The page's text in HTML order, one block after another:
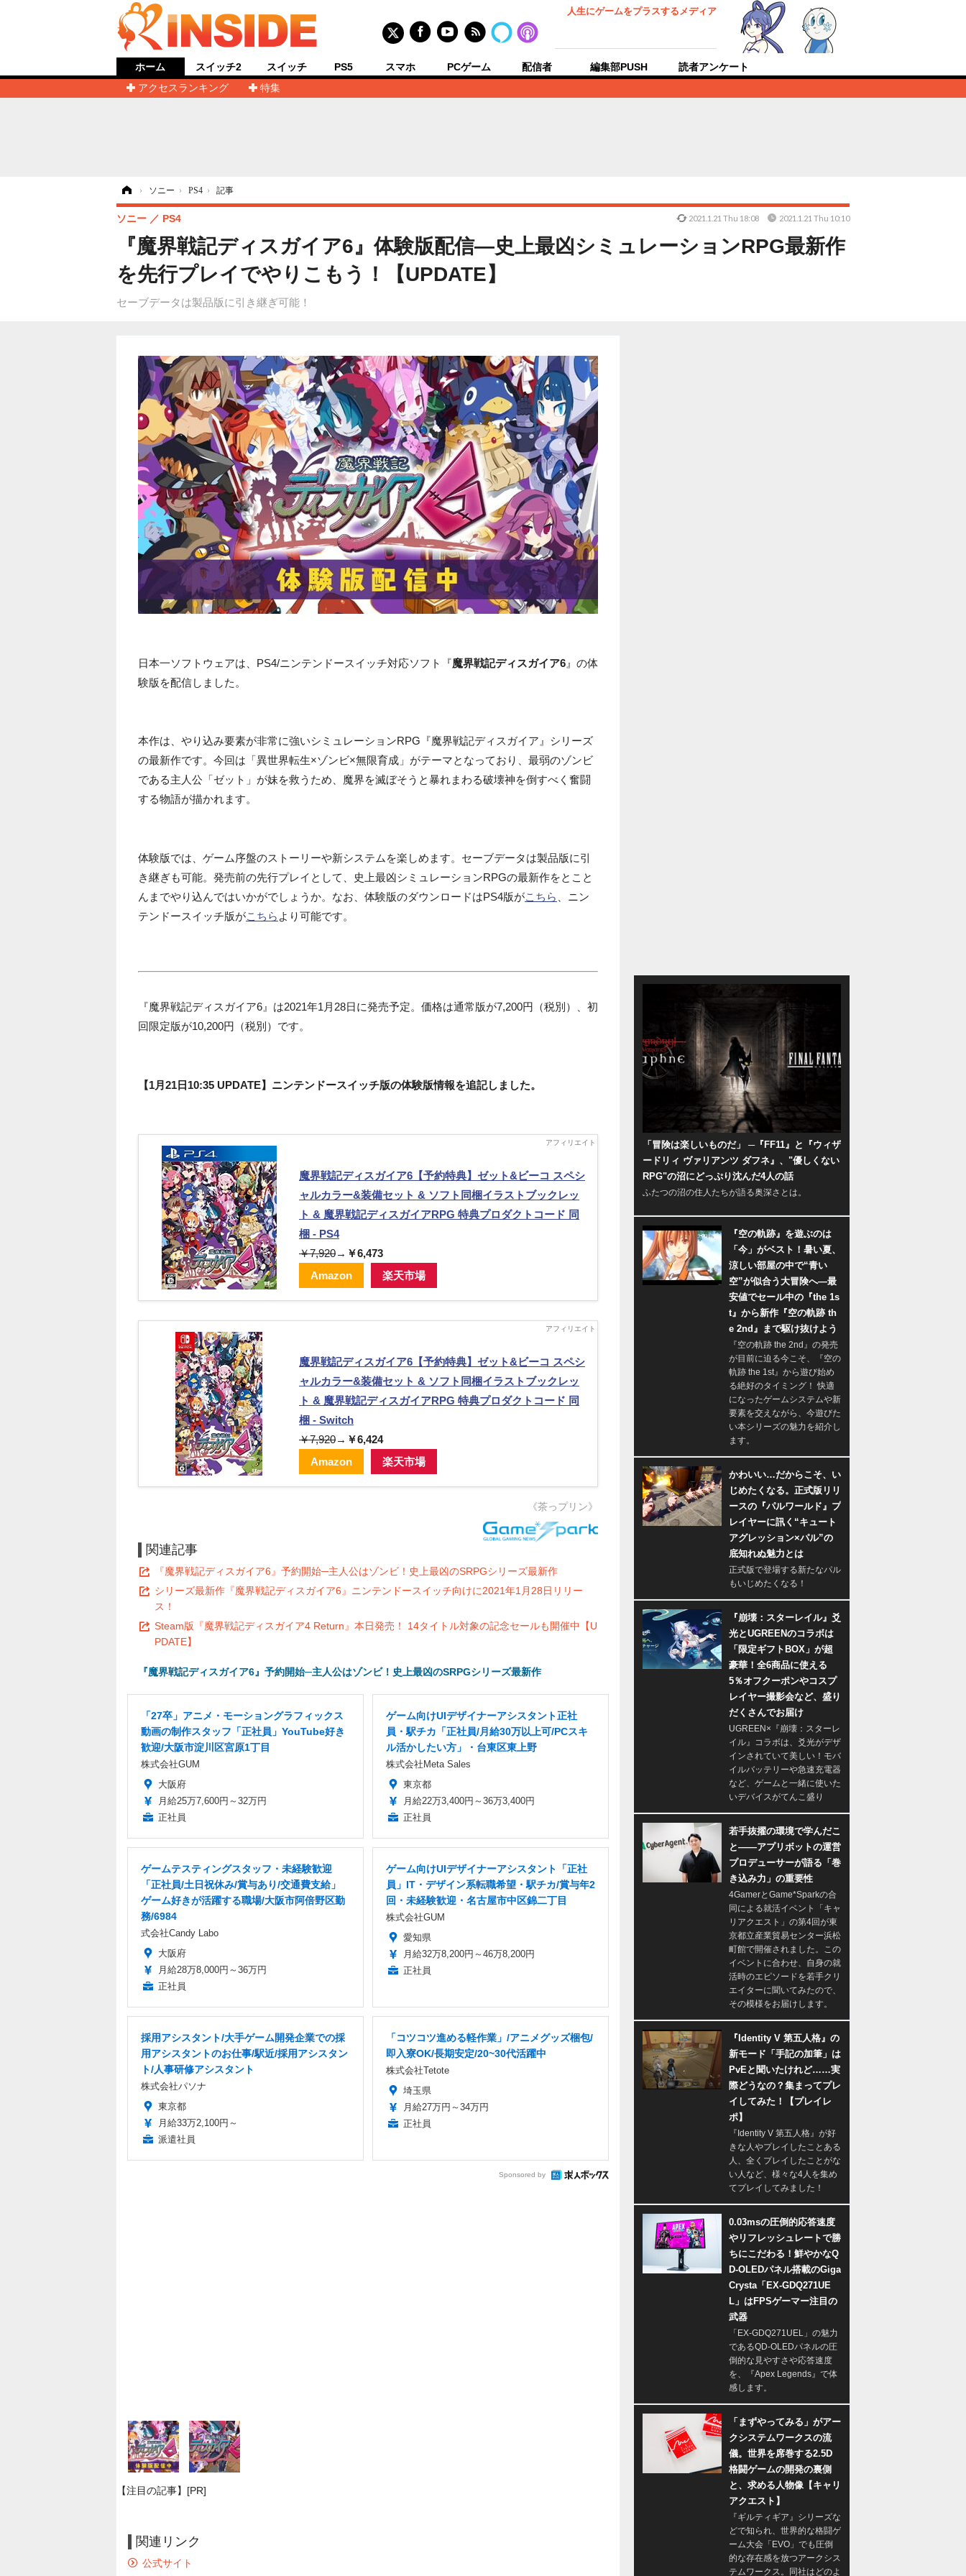
人生にゲームをプラスするメディア
ホーム
アクセスランキング
特集
スイッチ2 スイッチ PS5 スマホ PCゲーム 配信者 編集部PUSH 読者アンケート
› ソニー › PS4 › 記事
『魔界戦記ディスガイア6』体験版配信―史上最凶シミュレーションRPG最新作
を先行プレイでやりこもう！【UPDATE】
セーブデータは製品版に引き継ぎ可能！
ソニー PS4 2021.1.21 Thu 18:08 2021.1.21 Thu 10:10
日本一ソフトウェアは、PS4/ニンテンドースイッチ対応ソフト『魔界戦記ディスガイア6 』の体
験版を配信しました。
本作は、やり込み要素が非常に強いシミュレーションRPG『魔界戦記ディスガイア』シリーズ
の最新作です。今回は「異世界転生×ゾンビ×無限育成」がテーマとなっており、最弱のゾンビ
である主人公「ゼット」が妹を救うため、魔界を滅ぼそうと暴れまわる破壊神を倒すべく奮闘
する物語が描かれます。
体験版では、ゲーム序盤のストーリーや新システムを楽しめます。セーブデータは製品版に引
き継ぎも可能。発売前の先行プレイとして、史上最凶シミュレーションRPGの最新作をとこと
んまでやり込んではいかがでしょうか。なお、体験版のダウンロードはPS4版がこちら
、ニン
テンドースイッチ版がこちら より可能です。
『魔界戦記ディスガイア6』は2021年1月28日に発売予定。価格は通常版が7,200円（税別）、初
回限定版が10,200円（税別）です。
【1月21日10:35 UPDATE】ニンテンドースイッチ版の体験版情報を追記しました。
魔界戦記ディスガイア6【予約特典】ゼット&ビーコ スペシ
ャルカラー&装備セット & ソフト同梱イラストブックレッ
ト & 魔界戦記ディスガイアRPG 特典プロダクトコード 同
梱 - PS4
￥7,920→ ￥6,473
Amazon
楽天市場
魔界戦記ディスガイア6【予約特典】ゼット&ビーコ スペシ
ャルカラー&装備セット & ソフト同梱イラストブックレッ
ト & 魔界戦記ディスガイアRPG 特典プロダクトコード 同
梱 - Switch
￥7,920→ ￥6,424
Amazon
楽天市場
《茶っプリン》
関連記事
『魔界戦記ディスガイア6』予約開始─主人公はゾンビ！史上最凶のSRPGシリーズ最新作
シリーズ最新作『魔界戦記ディスガイア6』ニンテンドースイッチ向けに2021年1月28日リリー
ス！
Steam版『魔界戦記ディスガイア4 Return』本日発売！ 14タイトル対象の記念セールも開催中【U
PDATE】
『魔界戦記ディスガイア6』予約開始─主人公はゾンビ！史上最凶のSRPGシリーズ最新作
「27卒」アニメ・モーショングラフィックス
動画の制作スタッフ「正社員」YouTube好き
歓迎/大阪市淀川区宮原1丁目
株式会社GUM
大阪府
月給25万7,600円～32万円
正社員
ゲーム向けUIデザイナーアシスタント正社
員・駅チカ「正社員/月給30万以上可/PCスキ
ル活かしたい方」・台東区東上野
株式会社Meta Sales
東京都
月給22万3,400円～36万3,400円
正社員
ゲームテスティングスタッフ・未経験歓迎
「正社員/土日祝休み/賞与あり/交通費支給」
ゲーム好きが活躍する職場/大阪市阿倍野区勤
務/6984
式会社Candy Labo
大阪府
月給28万8,000円～36万円
正社員
ゲーム向けUIデザイナーアシスタント「正社
員」IT・デザイン系転職希望・駅チカ/賞与年2
回・未経験歓迎・名古屋市中区錦二丁目
株式会社GUM
愛知県
月給32万8,200円～46万8,200円
正社員
採用アシスタント/大手ゲーム開発企業での採
用アシスタントのお仕事/駅近/採用アシスタン
ト/人事研修アシスタント
株式会社パソナ
東京都
月給33万2,100円～
派遣社員
「コツコツ進める軽作業」/アニメグッズ梱包/
即入寮OK/長期安定/20~30代活躍中
株式会社Tetote
埼玉県
月給27万円～34万円
正社員
Sponsored by
【注目の記事】[PR]
関連リンク
公式サイト
「冒険は楽しいものだ」 ─『FF11』と『ウィザ
ードリィ ヴァリアンツ ダフネ』、"優しくない
RPG"の沼にどっぷり沈んだ4人の話
ふたつの沼の住人たちが語る奥深さとは。
『空の軌跡』を遊ぶのは
「今」がベスト！暑い夏、
涼しい部屋の中で“青い
空”が似合う大冒険へ―最
安値でセール中の『the 1s
t』から新作『空の軌跡 th
e 2nd』まで駆け抜けよう
『空の軌跡 the 2nd』の発売
が目前に迫る今こそ、『空の
軌跡 the 1st』から遊び始め
る絶好のタイミング！ 快適
になったゲームシステムや新
要素を交えながら、今遊びた
い本シリーズの魅力を紹介し
ます。
かわいい…だからこそ、い
じめたくなる。正式版リリ
ースの『パルワールド』プ
レイヤーに訊く“キュート
アグレッション×パル”の
底知れぬ魅力とは
正式版で登場する新たなパル
もいじめたくなる！
『崩壊：スターレイル』爻
光とUGREENのコラボは
「限定ギフトBOX」が超
豪華！全6商品に使える
5％オフクーポンやコスプ
レイヤー撮影会など、盛り
だくさんでお届け
UGREEN×『崩壊：スターレ
イル』コラボは、爻光がデザ
インされていて美しい！モバ
イルバッテリーや急速充電器
など、ゲームと一緒に使いた
いデバイスがてんこ盛り
若手抜擢の環境で学んだこ
と――アプリボットの運営
プロデューサーが語る「巻
き込み力」の重要性
4GamerとGame*Sparkの合
同による就活イベント「キャ
リアクエスト」の第4回が東
京都立産業貿易センター浜松
町館で開催されました。この
イベントに合わせ、自身の就
活時のエピソードを若手クリ
エイターに聞いてみたので、
その模様をお届けします。
『Identity V 第五人格』の
新モード「手記の加筆」は
PvEと聞いたけれど……実
際どうなの？集まってプレ
イしてみた！【プレイレ
ポ】
『Identity V 第五人格』が好
きな人やプレイしたことある
人、全くプレイしたことがな
い人など、様々な4人を集め
てプレイしてみました！
0.03msの圧倒的応答速度
やリフレッシュレートで勝
ちにこだわる！鮮やかなQ
D-OLEDパネル搭載のGiga
Crysta「EX-GDQ271UE
L」はFPSゲーマー注目の
武器
「EX-GDQ271UEL」の魅力
であるQD-OLEDパネルの圧
倒的な見やすさや応答速度
を、『Apex Legends』で体
感します。
「まずやってみる」がアー
クシステムワークスの流
儀。世界を席巻する2.5D
格闘ゲームの開発の裏側
と、求める人物像【キャリ
アクエスト】
『ギルティギア』シリーズな
どで知られ、世界的な格闘ゲ
ーム大会「EVO」でも圧倒
的な存在感を放つアークシス
テムワークス。同社はどのよ